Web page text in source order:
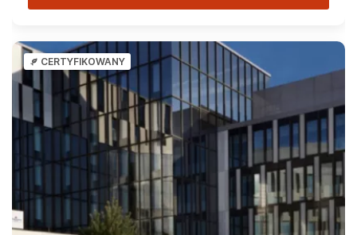
CERTYFIKOWANY